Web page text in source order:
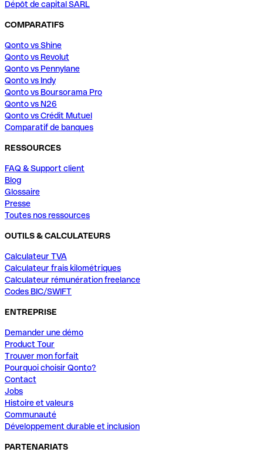
Dépôt de capital SARL
COMPARATIFS
Qonto vs Shine
Qonto vs Revolut
Qonto vs Pennylane
Qonto vs Indy
Qonto vs Boursorama Pro
Qonto vs N26
Qonto vs Crédit Mutuel
Comparatif de banques
RESSOURCES
FAQ & Support client
Blog
Glossaire
Presse
Toutes nos ressources
OUTILS & CALCULATEURS
Calculateur TVA
Calculateur frais kilométriques
Calculateur rémunération freelance
Codes BIC/SWIFT
ENTREPRISE
Demander une démo
Product Tour
Trouver mon forfait
Pourquoi choisir Qonto?
Contact
Jobs
Histoire et valeurs
Communauté
Développement durable et inclusion
PARTENARIATS